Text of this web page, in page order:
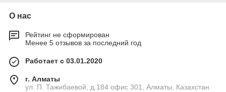
О нас
Рейтинг не сформирован
Менее 5 отзывов за последний год
Работает с 03.01.2020
г. Алматы
ул. П. Тажибаевой, д.184 офис 301, Алматы, Казахстан